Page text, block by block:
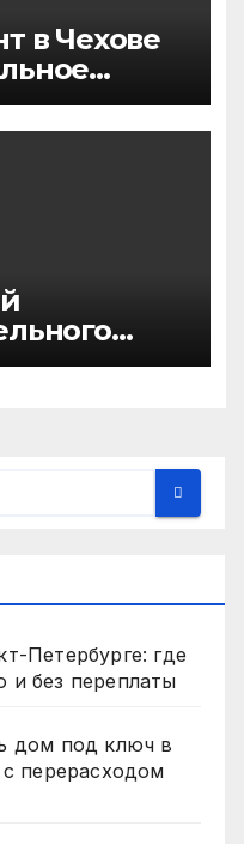
в Чехове
и
Петербурге: где
и без переплаты
дом под ключ в
перерасходом